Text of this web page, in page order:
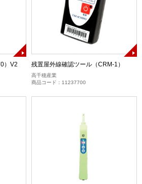
）V2 残置屋外線確認ツール（CRM-1）
高千穂産業
商品コード：11237700